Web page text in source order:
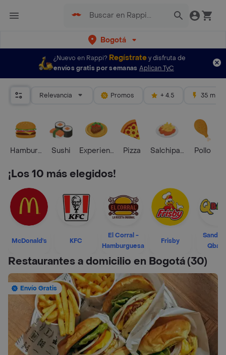
Bogotá
¿Nuevo en Rappi? Regístratey disfruta de
envíos gratis por semanas Aplican TyC
Relevancia Promos + 4.5 35 mins
HamburguesaSushi Experiencias Foodies
Pizza Salchipapas Pollo
¡Los 10 más elegidos!
McDonald's KFC
El Corral -
Hamburguesa
Frisby
Restaurantes a domicilio en Bogotá(30)
Envío Gratis